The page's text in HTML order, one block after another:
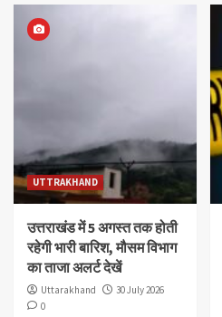
UTTRAKHAND
उत्तराखंड में 5 अगस्त तक होती
रहेगी भारी बारिश, मौसम विभाग
का ताजा अलर्ट देखें
Uttarakhand
30 July 2026
0